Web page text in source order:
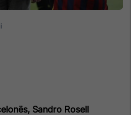
Sandro Rosell